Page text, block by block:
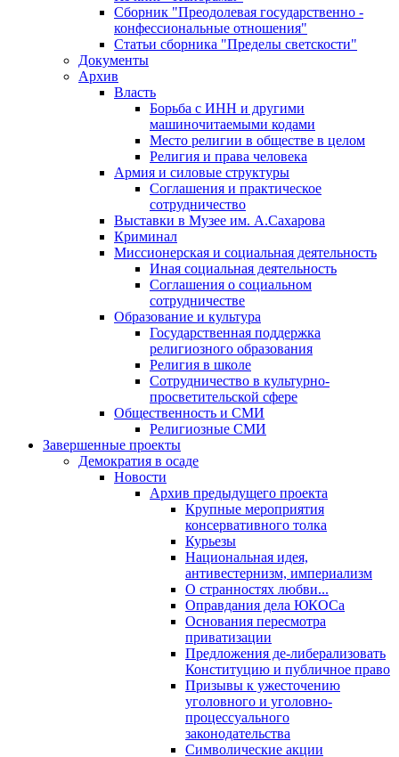
Сборник "Преодолевая государственно -
конфессиональные отношения"
Статьи сборника "Пределы светскости"
Документы
Архив
Власть
Борьба с ИНН и другими
машиночитаемыми кодами
Место религии в обществе в целом
Религия и права человека
Армия и силовые структуры
Соглашения и практическое
сотрудничество
Выставки в Музее им. А.Сахарова
Криминал
Миссионерская и социальная деятельность
Иная социальная деятельность
Соглашения о социальном
сотрудничестве
Образование и культура
Государственная поддержка
религиозного образования
Религия в школе
Сотрудничество в культурно-
просветительской сфере
Общественность и СМИ
Религиозные СМИ
Завершенные проекты
Демократия в осаде
Новости
Архив предыдущего проекта
Крупные мероприятия
консервативного толка
Курьезы
Национальная идея,
антивестернизм, империализм
О странностях любви...
Оправдания дела ЮКОСа
Основания пересмотра
приватизации
Предложения де-либерализовать
Конституцию и публичное право
Призывы к ужесточению
уголовного и уголовно-
процессуального
законодательства
Символические акции